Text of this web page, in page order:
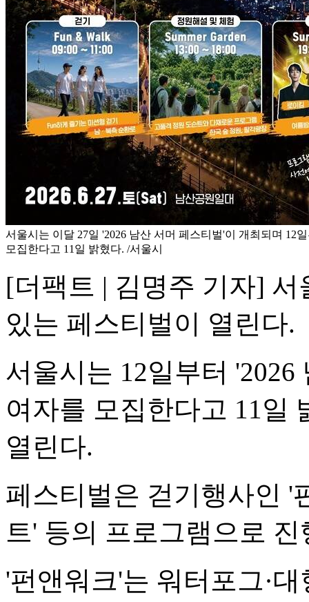
서울시는 이달 27일 '2026 남산 서머 페스티벌'이 개최되며 12
모집한다고 11일 밝혔다. /서울시
[더팩트 | 김명주 기자]
있는 페스티벌이 열린다.
서울시는 12일부터
여자를 모집한다고 11일
열린다.
페스티벌은 걷기행사인 '
트' 등의 프로그램으로 진
'펀앤워크'는 워터포그·